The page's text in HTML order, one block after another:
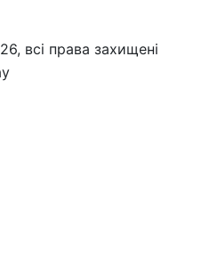
всі права захищені